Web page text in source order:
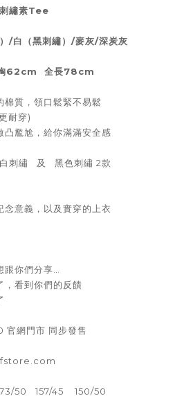
繡素Tee
/白（黑刺繡）/麥灰/深炭灰
62cm 全長78cm
棉質，領口鬆緊不易鬆
耐穿)
凸尷尬，給你滿滿安全感
刺繡 及 黑色刺繡 2款
念意義，以及實穿的上衣
跟你們分享…
，看到你們的反饋
官網門市 同步發售
50 157/45 150/50